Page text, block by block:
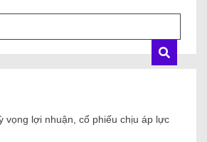
vọng lợi nhuận, cổ phiếu chịu áp lực